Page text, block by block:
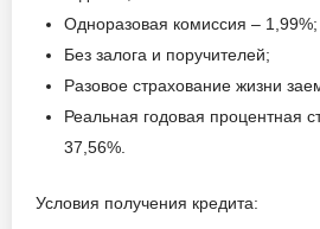
Одноразовая комиссия – 1,99%;
Без залога и поручителей;
Разовое страхование жизни
Реальная годовая процентная
37,56%.
Условия получения кредита: